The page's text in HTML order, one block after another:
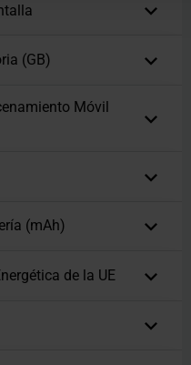
(GB)
Móvil
(mAh)
de la UE